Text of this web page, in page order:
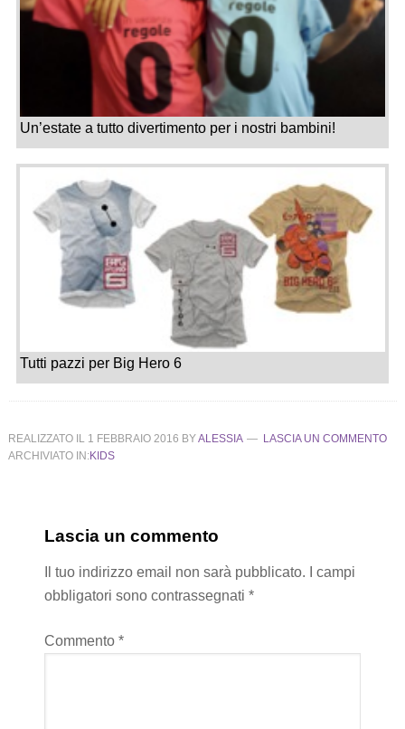
Un’estate a tutto divertimento per i nostri bambini!
Tutti pazzi per Big Hero 6
REALIZZATO IL 1 FEBBRAIO 2016 BYALESSIA
LASCIA UN COMMENTO
ARCHIVIATO IN:KIDS
Lascia un commento
Il tuo indirizzo email non sarà pubblicato.
I campi
obbligatori sono contrassegnati *
Commento *